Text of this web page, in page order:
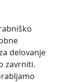
delovanje
zavrniti.